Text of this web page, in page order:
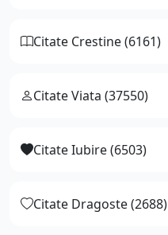
Citate Crestine (6161)
Citate Viata (37550)
Citate Iubire (6503)
Citate Dragoste (2688)